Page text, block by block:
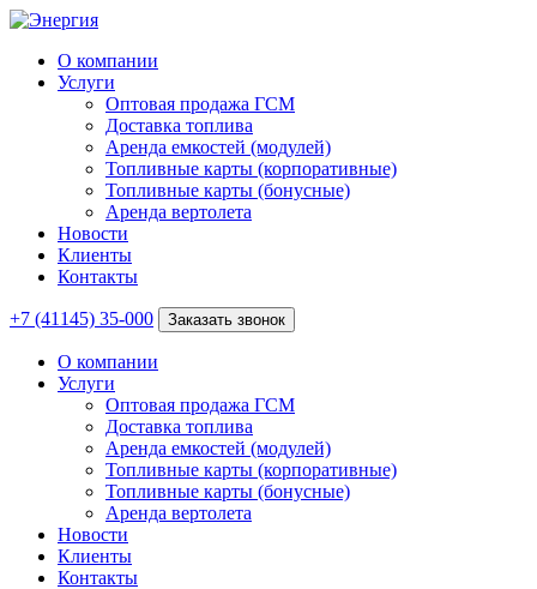
О компании
Услуги
Оптовая продажа ГСМ
Доставка топлива
Аренда емкостей (модулей)
Топливные карты (корпоративные)
Топливные карты (бонусные)
Аренда вертолета
Новости
Клиенты
Контакты
+7 (41145) 35-000 Заказать звонок
О компании
Услуги
Оптовая продажа ГСМ
Доставка топлива
Аренда емкостей (модулей)
Топливные карты (корпоративные)
Топливные карты (бонусные)
Аренда вертолета
Новости
Клиенты
Контакты